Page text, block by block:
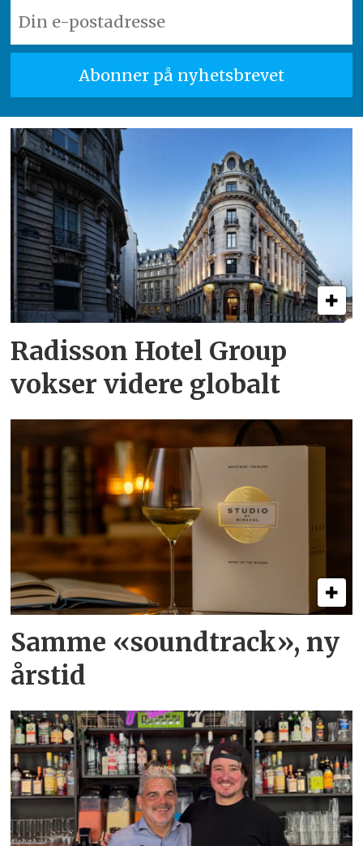
Radisson Hotel Group
vokser videre globalt
Samme «soundtrack», ny
årstid